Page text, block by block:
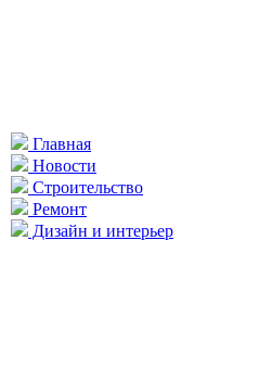
Главная
Новости
Строительство
Ремонт
Дизайн и интерьер